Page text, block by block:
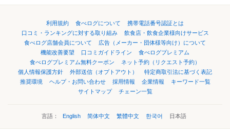
利用規約 食べログについて
携帯電話番号認証とは
口コミ・ランキングに対する取り組み
飲食店・飲食企業様向けサービス
食べログ店舗会員について
広告（メーカー・団体様等向け）について
機能改善要望
口コミガイドライン
食べログプレミアム
食べログプレミアム無料クーポン
ネット予約（リクエスト予約）
個人情報保護方針
外部送信（オプトアウト）
特定商取引法に基づく表記
推奨環境
ヘルプ・お問い合わせ 採用情報 企業情報
キーワード一覧
サイトマップ
チェーン一覧
言語： English 简体中文 繁體中文 한국어 日本語